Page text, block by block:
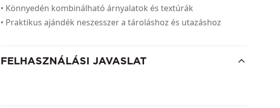
• Könnyedén kombinálható árnyalatok és textúrák
• Praktikus ajándék neszesszer a tároláshoz és utazáshoz
FELHASZNÁLÁSI JAVASLAT